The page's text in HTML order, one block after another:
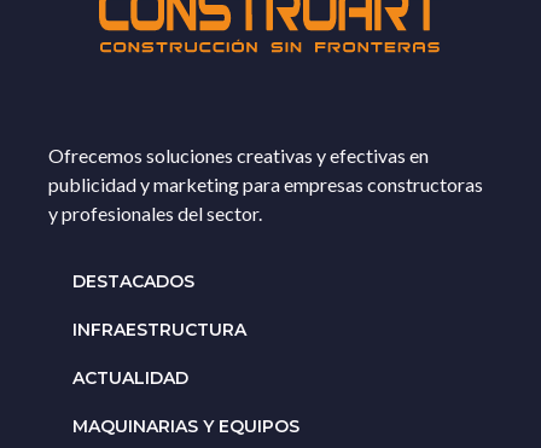
Ofrecemos soluciones creativas y efectivas en
publicidad y marketing para empresas constructoras
y profesionales del sector.
DESTACADOS
INFRAESTRUCTURA
ACTUALIDAD
MAQUINARIAS Y EQUIPOS